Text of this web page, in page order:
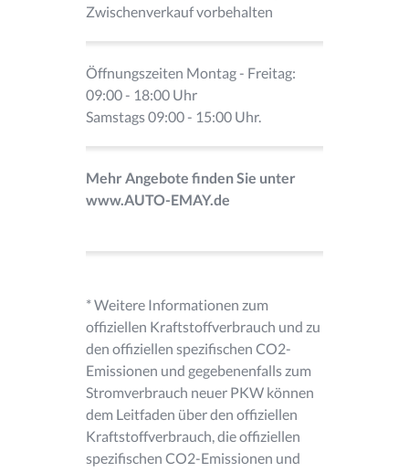
Zwischenverkauf vorbehalten
Öffnungszeiten Montag - Freitag:
09:00 - 18:00 Uhr
Samstags 09:00 - 15:00 Uhr.
Mehr Angebote finden Sie unter
www.AUTO-EMAY.de
* Weitere Informationen zum
offiziellen Kraftstoffverbrauch und zu
den offiziellen spezifischen CO2-
Emissionen und gegebenenfalls zum
Stromverbrauch neuer PKW können
dem Leitfaden über den offiziellen
Kraftstoffverbrauch, die offiziellen
spezifischen CO2-Emissionen und